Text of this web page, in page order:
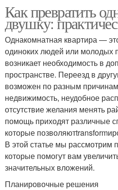
Как превратить
двушку:
Однакомнатная квартира —
одиноких людей или молодых
возникает необходимость в
пространстве. Переезд в
возможен по разным
недвижимость, неудобное
отсутствие желания менять
помощь приходят различные
которые
В этой статье мы рассмотрим
которые помогут вам
значительных вложений.
Планировочные решения